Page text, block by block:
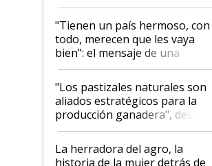
"Tienen un país hermoso, con
todo, merecen que les vaya
bien": el mensaje de una
ganadera uruguaya sobre las
oportunidades que se abren
para el agro en Argentina, con
foco en la carne
"Los pastizales naturales son
aliados estratégicos para la
producción ganadera", destaca
la iniciativa que ya reúne a 46
establecimientos en Argentina
La herradora del agro, la
historia de la mujer detrás de